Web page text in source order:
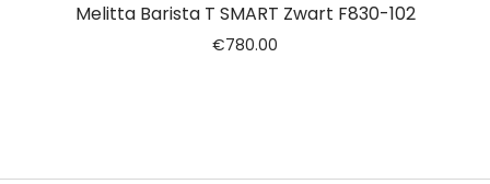
Melitta Barista T SMART Zwart F830-102
€780.00